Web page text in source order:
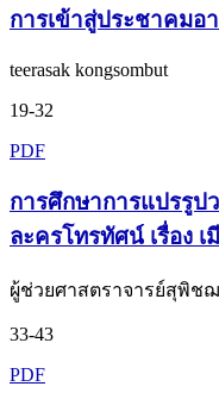
การเข้าสู่ประชาคมอ
teerasak kongsombut
19-32
PDF
การศึกษาการแปรรู
ละครโทรทัศน์ เรื่อง เ
ผู้ช่วยศาสตราจารย์สุพิช
33-43
PDF